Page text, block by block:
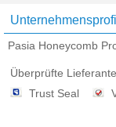
Unternehmensprofil
Pasia Honeycomb
Überprüfte
Trust Seal